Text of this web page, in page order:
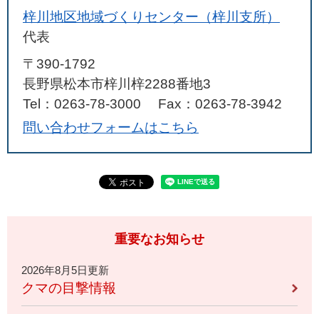
梓川地区地域づくりセンター（梓川支所）
代表
〒390-1792
長野県松本市梓川梓2288番地3
Tel：0263-78-3000
Fax：0263-78-3942
問い合わせフォームはこちら
重要なお知らせ
2026年8月5日更新
クマの目撃情報